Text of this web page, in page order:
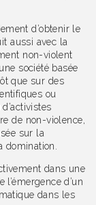
d’obtenir le
aussi avec la
non-violent
société basée
que sur des
ou
de non-violence,
sur la
dans une
d’un
dans les